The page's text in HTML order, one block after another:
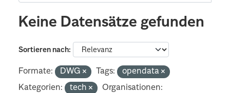
Keine Datensätze gefunden
Sortieren nach
Formate: DWG Tags:
opendata
Kategorien:
tech
Organisationen: